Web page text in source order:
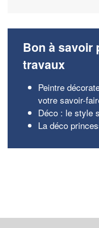
Bon à savoir
travaux
Peintre
votre savoir-
Déco : le style
La déco